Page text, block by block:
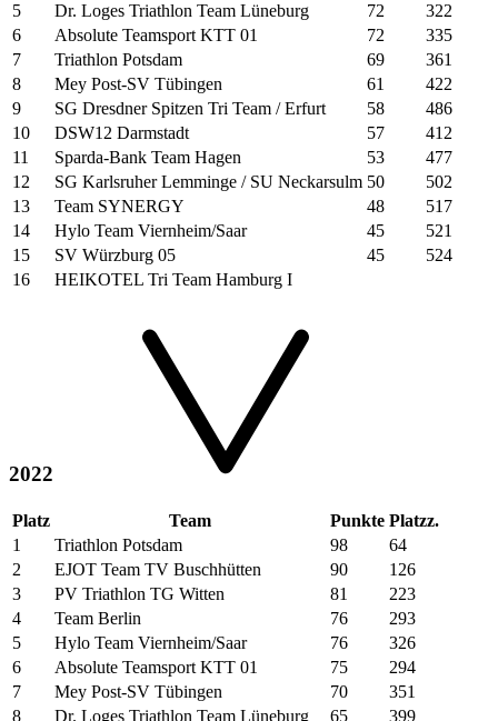
5
Dr. Loges Triathlon Team Lüneburg 72
322
6
Absolute Teamsport KTT 01 72
335
7
Triathlon Potsdam 69
361
8
Mey Post-SV Tübingen 61
422
9
SG Dresdner Spitzen Tri Team / Erfurt 58
486
10
DSW12 Darmstadt 57
412
11
Sparda-Bank Team Hagen 53
477
12
SG Karlsruher Lemminge / SU Neckarsulm 50
502
13
Team SYNERGY 48
517
14
Hylo Team Viernheim/Saar 45
521
15
SV Würzburg 05 45
524
16
HEIKOTEL Tri Team Hamburg I
2022
Platz Team Punkte Platzz.
1
Triathlon Potsdam 98
64
2
EJOT Team TV Buschhütten 90
126
3
PV Triathlon TG Witten 81
223
4
Team Berlin 76
293
5
Hylo Team Viernheim/Saar 76
326
6
Absolute Teamsport KTT 01 75
294
7
Mey Post-SV Tübingen 70
351
8
Dr. Loges Triathlon Team Lüneburg 65 399